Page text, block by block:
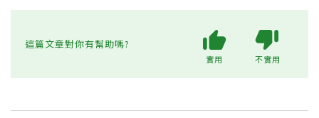
這篇文章對你有幫助嗎?
實用 不實用